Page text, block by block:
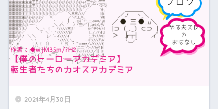
2024年4月30日